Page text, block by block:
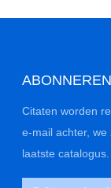
ABONNEREN
Citaten worden
e-mail achter,
laatste catalogus.